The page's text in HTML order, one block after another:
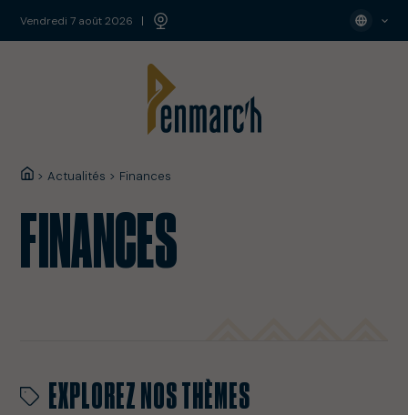
vendredi 7 août 2026
>Actualités > Finances
FINANCES
EXPLOREZ NOS THÈMES